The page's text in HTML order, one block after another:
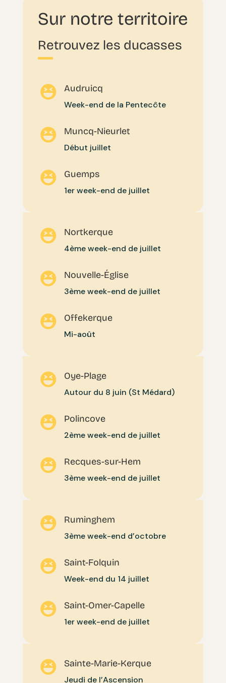
Sur notre territoire
Retrouvez les ducasses
 Audruicq
Week-end de la Pentecôte
 Muncq-Nieurlet
Début juillet
 Guemps
1er week-end de juillet
 Nortkerque
4ème week-end de juillet
 Nouvelle-Église
3ème week-end de juillet
 Offekerque
Mi-août
 Oye-Plage
Autour du 8 juin (St Médard)
 Polincove
2ème week-end de juillet
 Recques-sur-Hem
3ème week-end de juillet
 Ruminghem
3ème week-end d’octobre
 Saint-Folquin
Week-end du 14 juillet
 Saint-Omer-Capelle
1er week-end de juillet
 Sainte-Marie-Kerque
Jeudi de l’Ascension